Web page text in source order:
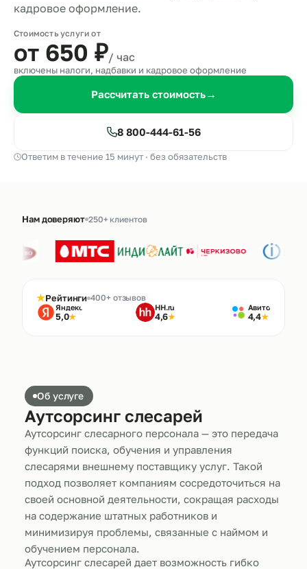
кадровое оформление.
Стоимость услуги от
от 650 ₽/ час
включены налоги, надбавки и кадровое оформление
Рассчитать стоимость→
8 800-444-61-56
Ответим в течение 15 минут · без обязательств
Нам доверяют 250+ клиентов
★Рейтинги 400+ отзывов
Яндекс
5,0★
HH.ru
4,6★
Авито
4,4★
Об услуге
Аутсорсинг слесарей
Аутсорсинг слесарного персонала — это передача
функций поиска, обучения и управления
слесарями внешнему поставщику услуг. Такой
подход позволяет компаниям сосредоточиться на
своей основной деятельности, сокращая расходы
на содержание штатных работников и
минимизируя проблемы, связанные с наймом и
обучением персонала.
Аутсорсинг слесарей дает возможность гибко